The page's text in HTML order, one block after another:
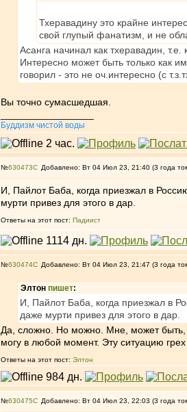
Тхеравадину это крайне
свой глупый фанатизм, и не
Асанга начинал как тхеравадин,
Интересно может быть только как
говорил - это не оч.интересно (с
Вы точно сумасшедшая.
Буддизм чистой воды
№630473 Добавлено: Вт 04 Июл 23, 21:40 (3 года
И, Пайлот Баба, когда приезжал в
мурти привез для этого в дар.
Ответы на этот пост: Падиист
№630474 Добавлено: Вт 04 Июл 23, 21:47 (3 года
Элтон пишет:
И, Пайлот Баба, когда приезжал в
даже мурти привез для этого в дар.
Да, сложно. Но можно. Мне, может быть,
могу в любой момент. Эту ситуацию
Ответы на этот пост: Элтон
№630475 Добавлено: Вт 04 Июл 23, 22:03 (3 года